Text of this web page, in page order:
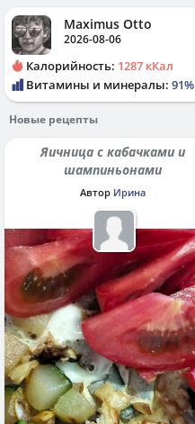
Maximus Otto
2026-08-06
Калорийность: 1287 кКал
Витамины и минералы: 91%
Новые рецепты
Яичница с кабачками и
шампиньонами
Автор Ирина